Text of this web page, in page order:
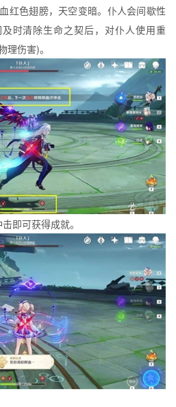
红色翅膀，天空变暗。仆人会间歇性
时清除生命之契后，对仆人使用重
理伤害)。
即可获得成就。